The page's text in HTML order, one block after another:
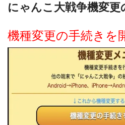
にゃんこ大戦争機変更
機種変更の手続きを